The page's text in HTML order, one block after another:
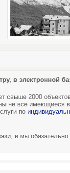
в электронной
свыше 2000
не все имеющиеся
по
и мы